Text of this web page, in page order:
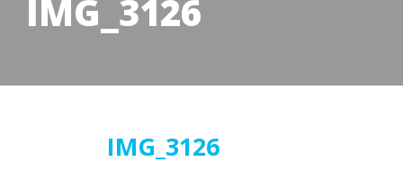
IMG_3126
IMG_3126